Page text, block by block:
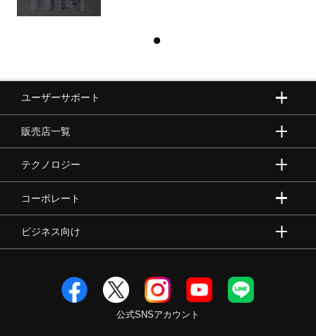
ユーザーサポート
販売店一覧
テクノロジー
コーポレート
ビジネス向け
公式SNSアカウント